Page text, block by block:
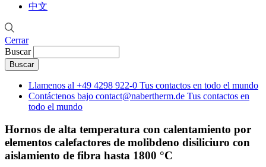
中文
Cerrar
Buscar
Llamenos al +49 4298 922-0 Tus contactos en todo el mundo
Contáctenos bajo contact@nabertherm.de Tus contactos en
todo el mundo
Hornos de alta temperatura con calentamiento por
elementos calefactores de molibdeno disiliciuro con
aislamiento de fibra hasta 1800 °C